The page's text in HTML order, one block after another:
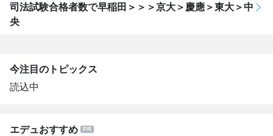
司法試験合格者数で早稲田＞＞＞京大＞慶應＞東大＞中
央
今注目のトピックス
読込中
エデュおすすめ